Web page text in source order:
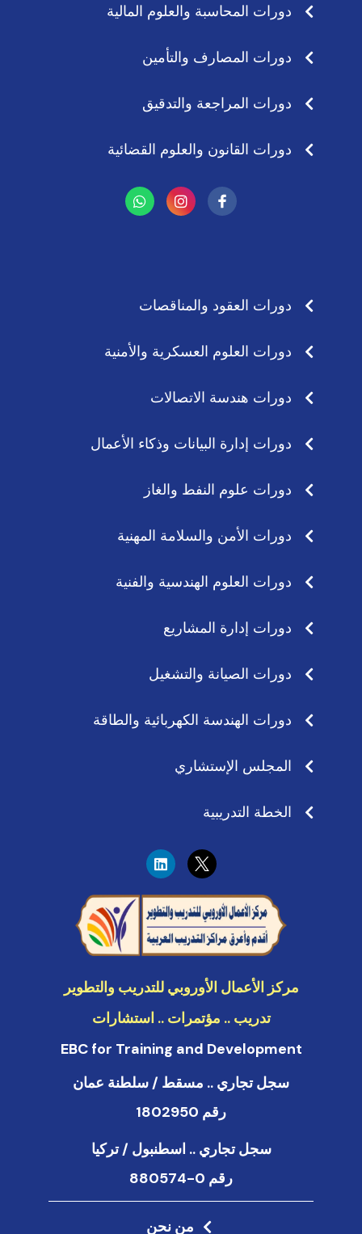
دورات المحاسبة والعلوم المالية
دورات المصارف والتأمين
دورات المراجعة والتدقيق
دورات القانون والعلوم القضائية
I
n
s
a
m
W
h
a
دورات العقود والمناقصات
دورات العلوم العسكرية والأمنية
دورات هندسة الاتصالات
دورات إدارة البيانات وذكاء الأعمال
دورات علوم النفط والغاز
دورات الأمن والسلامة المهنية
دورات العلوم الهندسية والفنية
دورات إدارة المشاريع
دورات الصيانة والتشغيل
دورات الهندسة الكهربائية والطاقة
المجلس الإستشاري
الخطة التدريبية
L
i
n
k
e
d
i
n
مركز الأعمال الأوروبي للتدريب والتطوير
تدريب .. مؤتمرات .. استشارات
EBC for Training and Development
سجل تجاري .. مسقط / سلطنة عمان
رقم 1802950
سجل تجاري .. اسطنبول / تركيا
رقم 0-880574
من نحن